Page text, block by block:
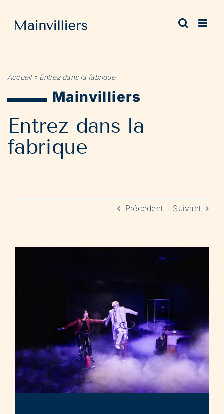
contenu
Accueil» Entrez dans la fabrique
Mainvilliers
Entrez dans la
fabrique
Précédent Suivant